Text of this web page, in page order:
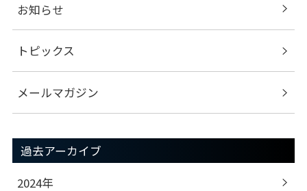
お知らせ
トピックス
メールマガジン
過去アーカイブ
2024年